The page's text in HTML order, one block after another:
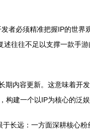
者必须精准把握IP的世界
往往不足以支撑一款手
内容更新。这意味着开
建一个以IP为核心的泛娱
长远：一方面深耕核心